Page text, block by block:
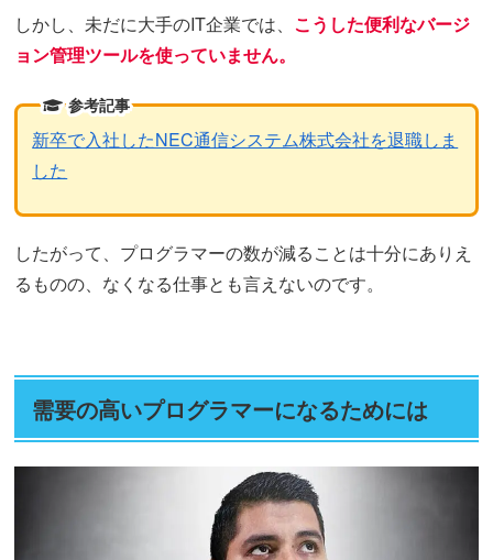
しかし、未だに大手のIT企業では、 こうした便利なバージ
ョン管理ツールを使っていません。
参考記事
新卒で入社したNEC通信システム株式会社を退職しま
した
したがって、プログラマーの数が減ることは十分にありえ
るものの、なくなる仕事とも言えないのです。
需要の高いプログラマーになるためには